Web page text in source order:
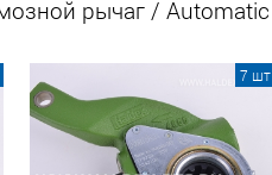
рычаг / Automatic
7 шт